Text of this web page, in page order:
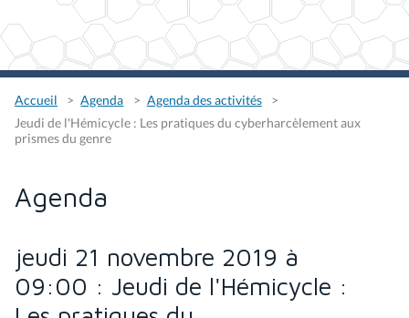
Accueil Agenda
Agenda des activités
Jeudi de l'Hémicycle : Les pratiques du cyberharcèlement aux
prismes du genre
Agenda
jeudi 21 novembre 2019 à
09:00 : Jeudi de l'Hémicycle :